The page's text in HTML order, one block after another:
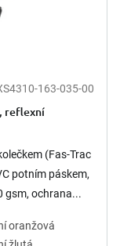
163-035-00
reflexní
(Fas-Trac
potním páskem,
gsm, ochrana...
oranžová